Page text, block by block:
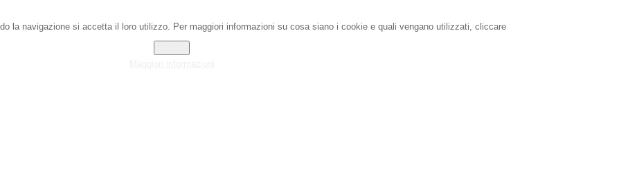
la navigazione si accetta il loro utilizzo. Per maggiori informazioni su cosa siano i cookie e quali vengano utilizzati, cliccare